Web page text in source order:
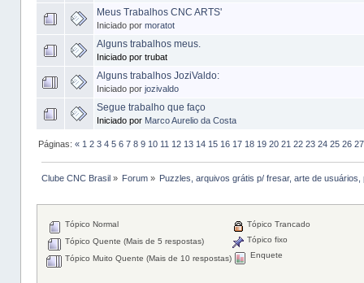
Meus Trabalhos CNC ARTS'
Iniciado por moratot
Alguns trabalhos meus.
Iniciado por trubat
Alguns trabalhos JoziValdo:
Iniciado por jozivaldo
Segue trabalho que faço
Iniciado por Marco Aurelio da Costa
Páginas: « 1 2 3 4 5 6 7 8 9 10 11 12 13 14 15 16 17 18 19 20 21 22 23 24 25 26 27
Clube CNC Brasil» Forum » Puzzles, arquivos grátis p/ fresar, arte de usuários,
Tópico Normal
Tópico Quente (Mais de 5 respostas)
Tópico Muito Quente (Mais de 10 respostas)
Tópico Trancado
Tópico fixo
Enquete